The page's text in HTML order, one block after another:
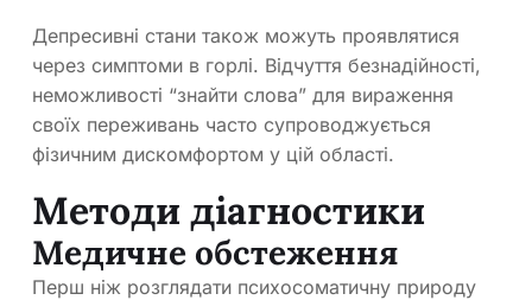
Депресивні стани також можуть проявлятися
через симптоми в горлі. Відчуття безнадійності,
неможливості “знайти слова” для вираження
своїх переживань часто супроводжується
фізичним дискомфортом у цій області.
Методи діагностики
Медичне обстеження
Перш ніж розглядати психосоматичну природу